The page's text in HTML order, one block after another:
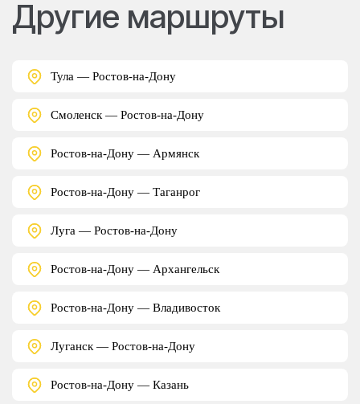
Другие маршруты
Тула — Ростов-на-Дону
Смоленск — Ростов-на-Дону
Ростов-на-Дону — Армянск
Ростов-на-Дону — Таганрог
Луга — Ростов-на-Дону
Ростов-на-Дону — Архангельск
Ростов-на-Дону — Владивосток
Луганск — Ростов-на-Дону
Ростов-на-Дону — Казань